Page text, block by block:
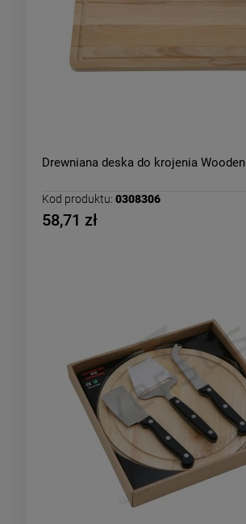
Drewniana deska do krojenia Wooden
Kod produktu: 0308306
58,71 zł